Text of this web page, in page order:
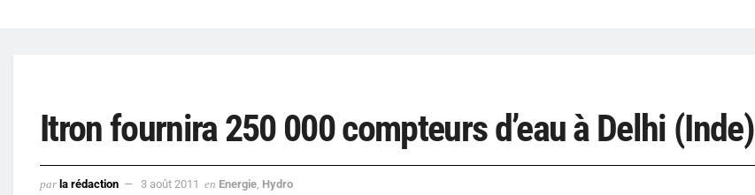
Itron fournira 250 000 compteurs d’eau à Delhi (Inde)
par la rédaction 3 août 2011 en Energie Hydro